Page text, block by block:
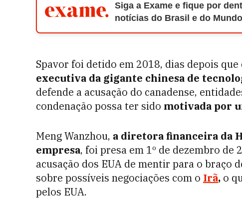
Siga a Exame e fique por
notícias do Brasil e do Mundo
Spavor foi detido em 2018, dias depois que
executiva da gigante chinesa de
defende a acusação do canadense,
condenação possa ter sido motivada por
Meng Wanzhou, a diretora financeira da
empresa, foi presa em 1º de dezembro de
acusação dos EUA de mentir para o braço
sobre possíveis negociações com o Irã, o
pelos EUA.